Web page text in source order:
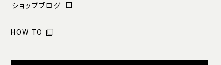
ショップブログ
HOW TO